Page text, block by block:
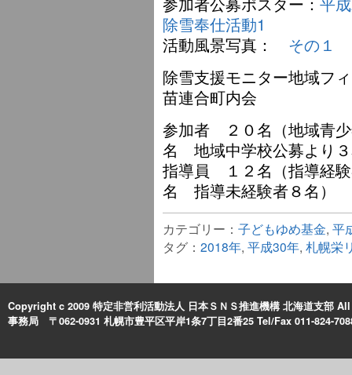
除雪奉仕活動1
活動風景写真： その１
除雪支援モニター地域フ
苗連合町内会
参加者 ２０名（地域青
名 地域中学校公募より
指導員 １２名（指導経
名 指導未経験者８名）
カテゴリー： 子どもゆめ基金, 平
タグ： 2018年, 平成30年, 札幌栄
Copyright c 2009 特定非営利活動法人 日本ＳＮＳ推進機構 北海道支部
事務局 〒062-0931 札幌市豊平区平岸1条7丁目2番25 Tel/Fax 011-824-